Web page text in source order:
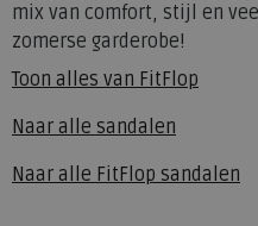
mix van comfort, stijl en
zomerse garderobe!
Toon alles van FitFlop
Naar alle sandalen
Naar alle FitFlop sandalen